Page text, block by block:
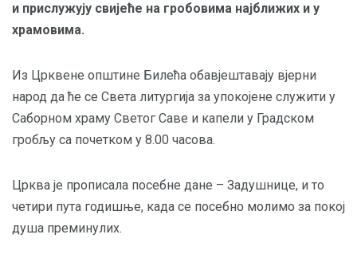
и прислужују свијеће на гробовима најближих и у
храмовима.
Из Црквене општине Билећа обавјештавају вјерни
народ да ће се Света литургија за упокојене служити у
Саборном храму Светог Саве и капели у Градском
гробљу са почетком у 8.00 часова.
Црква је прописала посебне дане – Задушнице, и то
четири пута годишње, када се посебно молимо за покој
душа преминулих.